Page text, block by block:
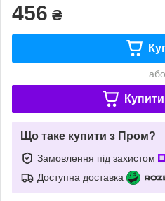
456 ₴
або
Що таке купити з Пром?
Замовлення під захистом
Доступна доставка